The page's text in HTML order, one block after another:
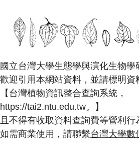
國立台灣大學生態學與演化生物學
歡迎引用本網站資料，並請標明資
【台灣植物資訊整合查詢系統，
https://tai2.ntu.edu.tw。】
且不得有收取資料查詢費等營利行
如需商業使用，請聯繫台灣大學數